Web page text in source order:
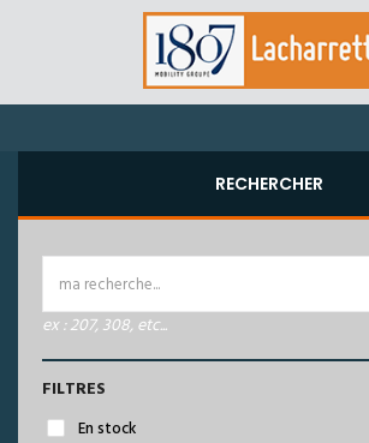
RECHERCHER
ex : 207, 308, etc...
FILTRES
En stock